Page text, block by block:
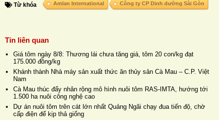
Từ khóa Amlan International Công ty CP Dinh dưỡng Sài Gòn
Tin liên quan
Giá tôm ngày 8/8: Thương lái chưa tăng giá, tôm 20 con/kg đạt
175.000 đồng/kg
Khánh thành Nhà máy sản xuất thức ăn thủy sản Cà Mau – C.P. Việt
Nam
Cà Mau thúc đẩy nhân rộng mô hình nuôi tôm RAS-IMTA, hướng tới
1.500 ha nuôi công nghệ cao
Dự án nuôi tôm trên cát lớn nhất Quảng Ngãi chạy đua tiến độ, chờ
cấp điện để kịp thả giống